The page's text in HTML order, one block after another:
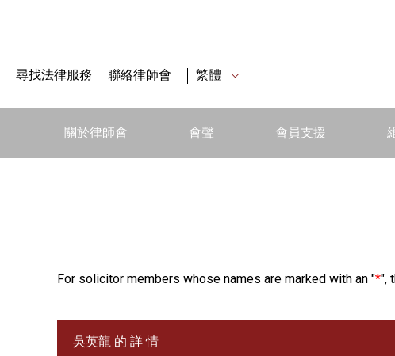
尋找法律服務 聯絡律師會 繁體
關於律師會 會聲 會員支援
For solicitor members whose names are marked with an "*",
吳英龍 的 詳 情